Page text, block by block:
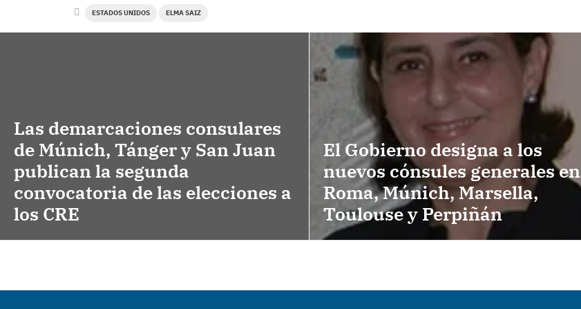
ESTADOS UNIDOS ELMA SAIZ
Las demarcaciones consulares
de Múnich, Tánger y San Juan
publican la segunda
convocatoria de las elecciones a
los CRE
El Gobierno designa a los
nuevos cónsules generales en
Roma, Múnich, Marsella,
Toulouse y Perpiñán